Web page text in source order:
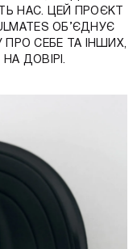
НАС. ЦЕЙ ПРОЄКТ
ОБ’ЄДНУЄ
ПРО СЕБЕ ТА ІНШИХ,
ДОВІРІ.